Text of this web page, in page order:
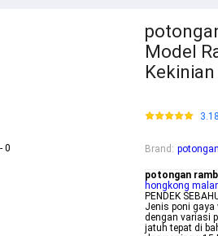
Model
Kekinian
Brand :
potongan
hongkong
PENDEK
Jenis poni
dengan variasi
jatuh tepat di